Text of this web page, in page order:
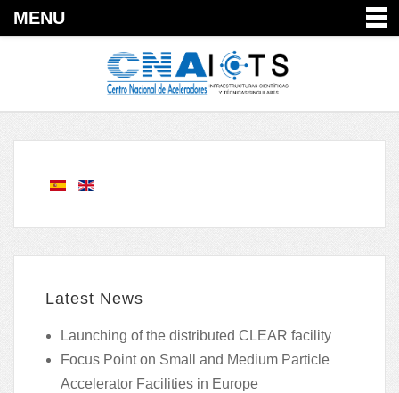
MENU
Latest News
Launching of the distributed CLEAR facility
Focus Point on Small and Medium Particle
Accelerator Facilities in Europe